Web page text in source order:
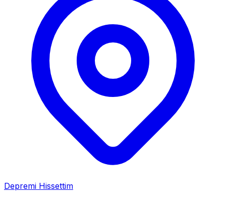
Depremi Hissettim